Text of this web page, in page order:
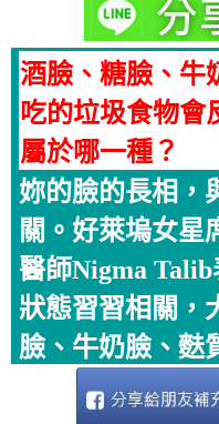
酒臉、糖臉、牛
吃的垃圾食物會
屬於哪一種？
妳的臉的長相，
關。好萊塢女星
醫師Nigma
狀態習習相關，
臉、牛奶臉、麩